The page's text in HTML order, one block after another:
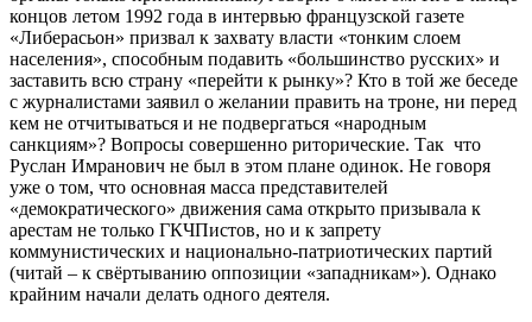
концов летом 1992 года в интервью французской газете
«Либерасьон» призвал к захвату власти «тонким слоем
населения», способным подавить «большинство русских» и
заставить всю страну «перейти к рынку»? Кто в той же беседе
с журналистами заявил о желании править на троне, ни перед
кем не отчитываться и не подвергаться «народным
санкциям»? Вопросы совершенно риторические. Так что
Руслан Имранович не был в этом плане одинок. Не говоря
уже о том, что основная масса представителей
«демократического» движения сама открыто призывала к
арестам не только ГКЧПистов, но и к запрету
коммунистических и национально-патриотических партий
(читай – к свёртыванию оппозиции «западникам»). Однако
крайним начали делать одного деятеля.